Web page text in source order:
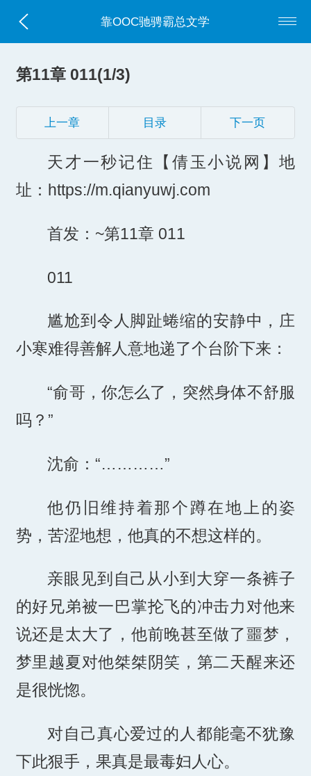
靠OOC驰骋霸总文学
第11章 011(1/3)
上一章 目录 下一页
天才一秒记住【倩玉小说网】地
址：https://m.qianyuwj.com
首发：~第11章 011
011
尴尬到令人脚趾蜷缩的安静中，庄
小寒难得善解人意地递了个台阶下来：
“俞哥，你怎么了，突然身体不舒服
吗？”
沈俞：“…………”
他仍旧维持着那个蹲在地上的姿
势，苦涩地想，他真的不想这样的。
亲眼见到自己从小到大穿一条裤子
的好兄弟被一巴掌抡飞的冲击力对他来
说还是太大了，他前晚甚至做了噩梦，
梦里越夏对他桀桀阴笑，第二天醒来还
是很恍惚。
对自己真心爱过的人都能毫不犹豫
下此狠手，果真是最毒妇人心。